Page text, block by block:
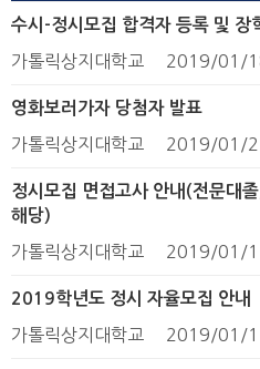
수시-정시모집 합격자 등록 및 장
가톨릭상지대학교 2019/01/
영화보러가자 당첨자 발표
가톨릭상지대학교 2019/01/
정시모집 면접고사 안내(전문대
해당)
가톨릭상지대학교 2019/01/
2019학년도 정시 자율모집 안내
가톨릭상지대학교 2019/01/